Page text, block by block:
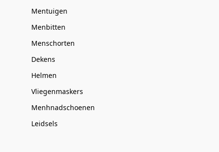
Mentuigen
Menbitten
Menschorten
Dekens
Helmen
Vliegenmaskers
Menhnadschoenen
Leidsels